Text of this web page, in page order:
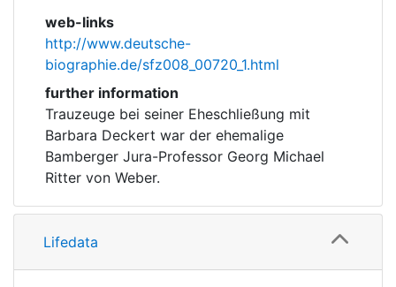
web-links
http://www.deutsche-
biographie.de/sfz008_00720_1.html
further information
Trauzeuge bei seiner Eheschließung mit
Barbara Deckert war der ehemalige
Bamberger Jura-Professor Georg Michael
Ritter von Weber.
Lifedata